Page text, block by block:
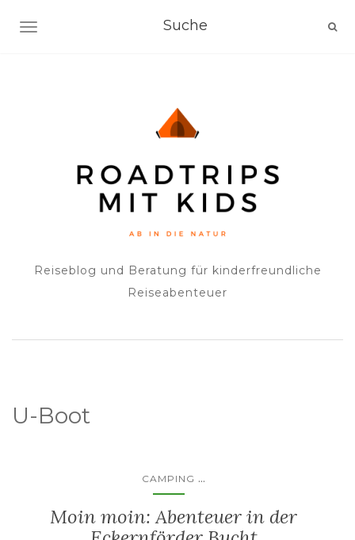
NAVIGATION EIN-/AUSSCHALTEN
Reiseblog und Beratung für kinderfreundliche
Reiseabenteuer
U-Boot
CAMPING ...
Moin moin: Abenteuer in der